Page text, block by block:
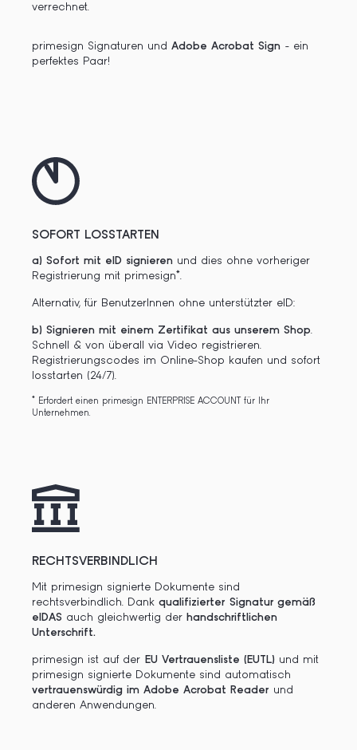
verrechnet.
primesign Signaturen und Adobe Acrobat Sign - ein
perfektes Paar!
SOFORT LOSSTARTEN
a) Sofort mit eID signieren und dies ohne vorheriger
Registrierung mit primesign*.
Alternativ, für BenutzerInnen ohne unterstützter eID:
b) Signieren mit einem Zertifikat aus unserem Shop.
Schnell & von überall via Video registrieren.
Registrierungscodes im Online-Shop kaufen und sofort
losstarten (24/7).
* Erfordert einen primesign ENTERPRISE ACCOUNT für Ihr
Unternehmen.
RECHTSVERBINDLICH
Mit primesign signierte Dokumente sind
rechtsverbindlich. Dank qualifizierter Signatur gemäß
eIDAS auch gleichwertig der handschriftlichen
Unterschrift.
primesign ist auf der EU Vertrauensliste (EUTL) und mit
primesign signierte Dokumente sind automatisch
vertrauenswürdig im Adobe Acrobat Reader und
anderen Anwendungen.